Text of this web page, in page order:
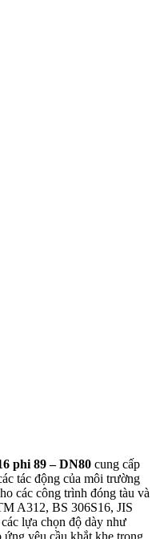
phi 89 – DN80 cung cấp
tác động của môi trường
các công trình đóng tàu và
A312, BS 306S16, JIS
lựa chọn độ dày như
yêu cầu khắt khe trong